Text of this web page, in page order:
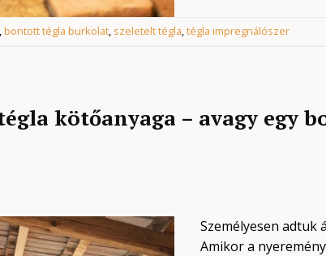
,bontott tégla burkolat, szeletelt tégla,tégla impregnálószer
kötőanyaga – avagy egy
Személyesen adtuk
Amikor a